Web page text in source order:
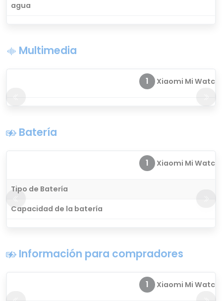
agua
Multimedia
1 Xiaomi Mi Watch
Batería
1 Xiaomi Mi Watch
Tipo de Batería
Capacidad de la batería
Información para compradores
1 Xiaomi Mi Watch